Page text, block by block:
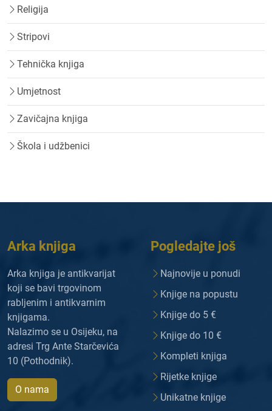
Religija
Stripovi
Tehnička knjiga
Umjetnost
Zavičajna knjiga
Škola i udžbenici
Arka knjiga
Arka knjiga je antikvarijat
koji se bavi trgovinom
rabljenim i antikvarnim
knjigama.
Nalazimo se u Osijeku, na
adresi Trg Ante Starčevića
10 (Pothodnik).
O nama
Pogledajte još
Najnovije u ponudi
Knjige na popustu
Knjige do 5 €
Knjige do 10 €
Kompleti knjiga
Rijetke knjige
Unikatne knjige